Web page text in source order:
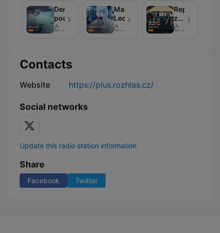
Den
podle...
Český rozhlas
Magazín
Leonardo
Český rozhlas
Reportáže
zahraničních
zpravodajů
Český rozhlas
Contacts
Website https://plus.rozhlas.cz/
Social networks
Update this radio station information
Share
Facebook Twitter